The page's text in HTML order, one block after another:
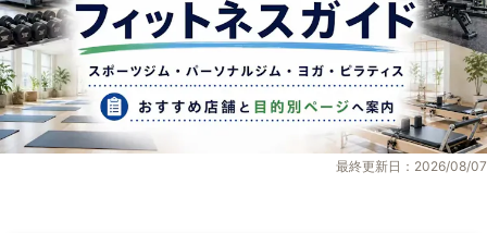
最終更新日：2026/08/07